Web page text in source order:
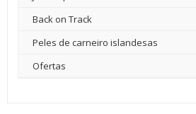
Back on Track
Peles de carneiro islandesas
Ofertas